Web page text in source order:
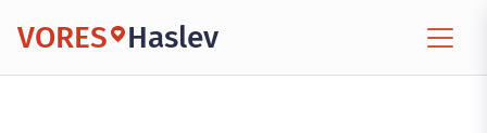
VORES Haslev